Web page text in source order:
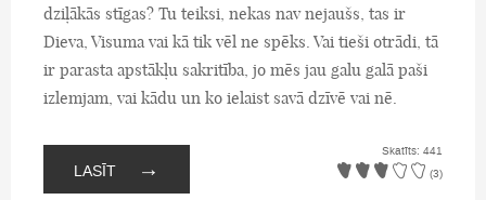
dziļākās stīgas? Tu teiksi, nekas nav nejaušs, tas ir
Dieva, Visuma vai kā tik vēl ne spēks. Vai tieši otrādi, tā
ir parasta apstākļu sakritība, jo mēs jau galu galā paši
izlemjam, vai kādu un ko ielaist savā dzīvē vai nē.
LASĪT →
Skatīts: 441
(3)